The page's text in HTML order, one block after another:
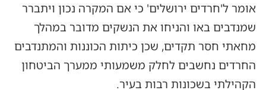
אומר ל'חרדים ירושלים' כי אם המקרה נכון ויתברר
שמנדבים באו והניחו את הנשקים מדובר במהלך
מחאתי חסר תקדים, שכן כיתות הכוננות והמתנדבים
החרדים נחשבים לחלק משמעותי ממערך הביטחון
הקהילתי בשכונות רבות בעיר.